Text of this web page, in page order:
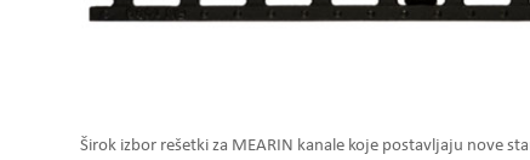
Širok izbor rešetki za MEARIN kanale koje postavljaju nove